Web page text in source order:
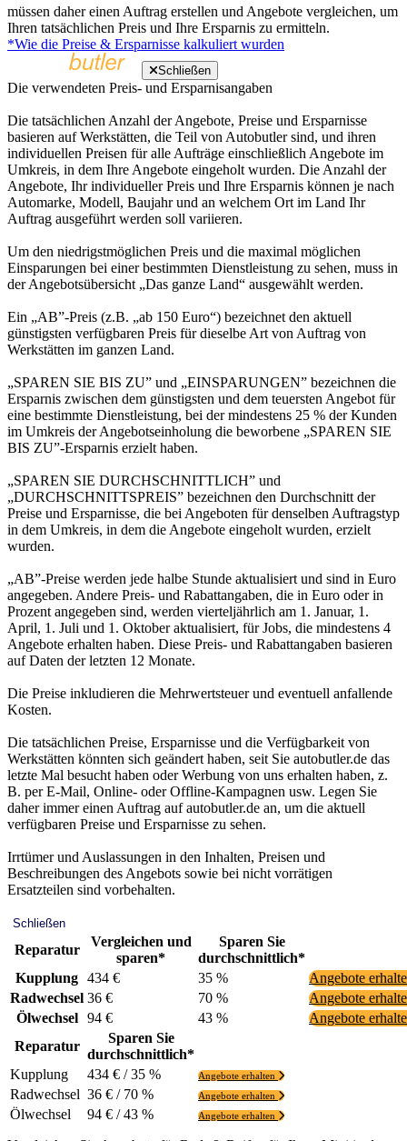
müssen daher einen Auftrag erstellen und Angebote vergleichen, um
Ihren tatsächlichen Preis und Ihre Ersparnis zu ermitteln.
*Wie die Preise & Ersparnisse kalkuliert wurden
Schließen
Die verwendeten Preis- und Ersparnisangaben
Die tatsächlichen Anzahl der Angebote, Preise und Ersparnisse
basieren auf Werkstätten, die Teil von Autobutler sind, und ihren
individuellen Preisen für alle Aufträge einschließlich Angebote im
Umkreis, in dem Ihre Angebote eingeholt wurden. Die Anzahl der
Angebote, Ihr individueller Preis und Ihre Ersparnis können je nach
Automarke, Modell, Baujahr und an welchem Ort im Land Ihr
Auftrag ausgeführt werden soll variieren.
Um den niedrigstmöglichen Preis und die maximal möglichen
Einsparungen bei einer bestimmten Dienstleistung zu sehen, muss in
der Angebotsübersicht „Das ganze Land“ ausgewählt werden.
Ein „AB”-Preis (z.B. „ab 150 Euro“) bezeichnet den aktuell
günstigsten verfügbaren Preis für dieselbe Art von Auftrag von
Werkstätten im ganzen Land.
„SPAREN SIE BIS ZU” und „EINSPARUNGEN” bezeichnen die
Ersparnis zwischen dem günstigsten und dem teuersten Angebot für
eine bestimmte Dienstleistung, bei der mindestens 25 % der Kunden
im Umkreis der Angebotseinholung die beworbene „SPAREN SIE
BIS ZU”-Ersparnis erzielt haben.
„SPAREN SIE DURCHSCHNITTLICH” und
„DURCHSCHNITTSPREIS” bezeichnen den Durchschnitt der
Preise und Ersparnisse, die bei Angeboten für denselben Auftragstyp
in dem Umkreis, in dem die Angebote eingeholt wurden, erzielt
wurden.
„AB”-Preise werden jede halbe Stunde aktualisiert und sind in Euro
angegeben. Andere Preis- und Rabattangaben, die in Euro oder in
Prozent angegeben sind, werden vierteljährlich am 1. Januar, 1.
April, 1. Juli und 1. Oktober aktualisiert, für Jobs, die mindestens 4
Angebote erhalten haben. Diese Preis- und Rabattangaben basieren
auf Daten der letzten 12 Monate.
Die Preise inkludieren die Mehrwertsteuer und eventuell anfallende
Kosten.
Die tatsächlichen Preise, Ersparnisse und die Verfügbarkeit von
Werkstätten könnten sich geändert haben, seit Sie autobutler.de das
letzte Mal besucht haben oder Werbung von uns erhalten haben, z.
B. per E-Mail, Online- oder Offline-Kampagnen usw. Legen Sie
daher immer einen Auftrag auf autobutler.de an, um die aktuell
verfügbaren Preise und Ersparnisse zu sehen.
Irrtümer und Auslassungen in den Inhalten, Preisen und
Beschreibungen des Angebots sowie bei nicht vorrätigen
Ersatzteilen sind vorbehalten.
Schließen
Reparatur
Vergleichen und
sparen*
Sparen Sie
durchschnittlich*
Kupplung 434 € 35 %
Angebote
Radwechsel 36 € 70 %
Angebote
Ölwechsel
94 € 43 %
Angebote
Reparatur
Sparen Sie
durchschnittlich*
Kupplung
434 € / 35 % Angebote erhalten
Radwechsel 36 € / 70 % Angebote erhalten
Ölwechsel 94 € / 43 % Angebote erhalten